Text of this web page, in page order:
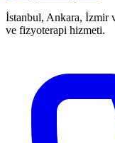
İstanbul, Ankara, İzmir
ve fizyoterapi hizmeti.